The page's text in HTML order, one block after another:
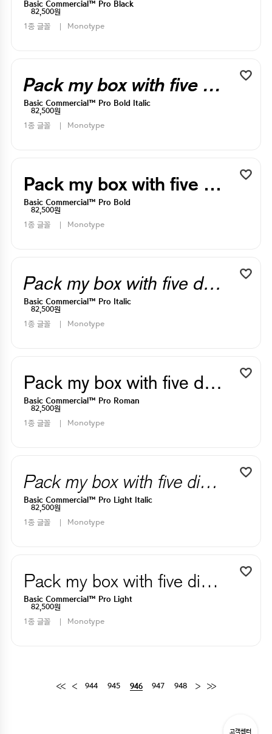
Basic Commercial™ Pro Black
82,500원
1종 글꼴
Monotype
Pack my box with five dizen liquor jugs
Basic Commercial™ Pro Bold Italic
82,500원
1종 글꼴
Monotype
Pack my box with five dizen liquor jugs
Basic Commercial™ Pro Bold
82,500원
1종 글꼴
Monotype
Pack my box with five dizen liquor jugs
Basic Commercial™ Pro Italic
82,500원
1종 글꼴
Monotype
Pack my box with five dizen liquor jugs
Basic Commercial™ Pro Roman
82,500원
1종 글꼴
Monotype
Pack my box with five dizen liquor jugs
Basic Commercial™ Pro Light Italic
82,500원
1종 글꼴
Monotype
Pack my box with five dizen liquor jugs
Basic Commercial™ Pro Light
82,500원
1종 글꼴
Monotype
944 945 946 947 948
고객센터